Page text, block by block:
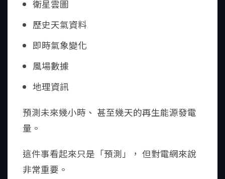
衛星雲圖
歷史天氣資料
即時氣象變化
風場數據
地理資訊
預測未來幾小時、 甚至幾天的再生能源發電
量。
這件事看起來只是「預測」， 但對電網來說
非常重要。